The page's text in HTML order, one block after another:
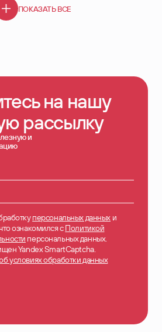
ПОКАЗАТЬ ВСЕ
на нашу
рассылку
и
персональных данных и
ознакомился сПолитикой
персональных данных.
Yandex SmartCaptcha.
условиях обработки данных